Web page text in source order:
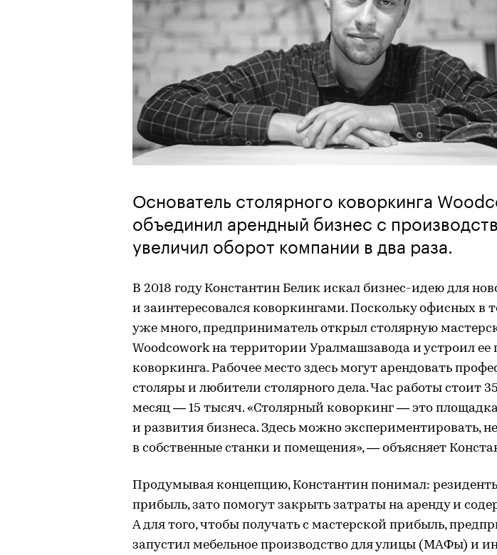
Основатель столярного коворкинга
объединил арендный бизнес с
увеличил оборот компании в два раза.
В 2018 году Константин Белик искал бизнес-идею для
и заинтересовался коворкингами. Поскольку офисных в
уже много, предприниматель открыл столярную
Woodcowork на территории Уралмашзавода и устроил ее
коворкинга. Рабочее место здесь могут арендовать
столяры и любители столярного дела. Час работы стоит
месяц — 15 тысяч. «Столярный коворкинг — это
и развития бизнеса. Здесь можно экспериментировать,
в собственные станки и помещения», — объясняет
Продумывая концепцию, Константин понимал:
прибыль, зато помогут закрыть затраты на аренду и
А для того, чтобы получать с мастерской прибыль,
запустил мебельное производство для улицы (МАФы) и